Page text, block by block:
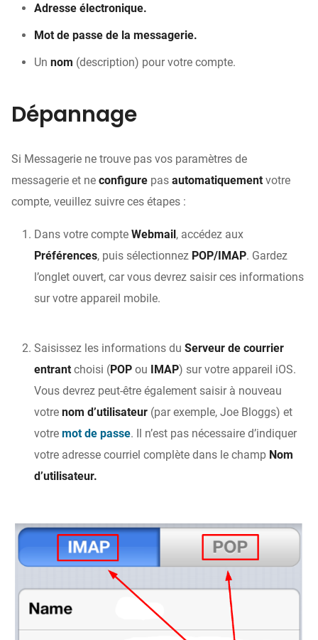
Adresse électronique.
Mot de passe de la messagerie.
Un nom (description) pour votre compte.
Dépannage
Si Messagerie ne trouve pas vos paramètres de
messagerie et ne configure pas automatiquement votre
compte, veuillez suivre ces étapes :
Dans votre compte Webmail, accédez aux
Préférences, puis sélectionnez POP/IMAP. Gardez
l’onglet ouvert, car vous devrez saisir ces informations
sur votre appareil mobile.
Saisissez les informations du Serveur de courrier
entrant choisi (POP ou IMAP) sur votre appareil iOS.
Vous devrez peut-être également saisir à nouveau
votre nom d’utilisateur (par exemple, Joe Bloggs) et
votre mot de passe. Il n’est pas nécessaire d’indiquer
votre adresse courriel complète dans le champ Nom
d’utilisateur.